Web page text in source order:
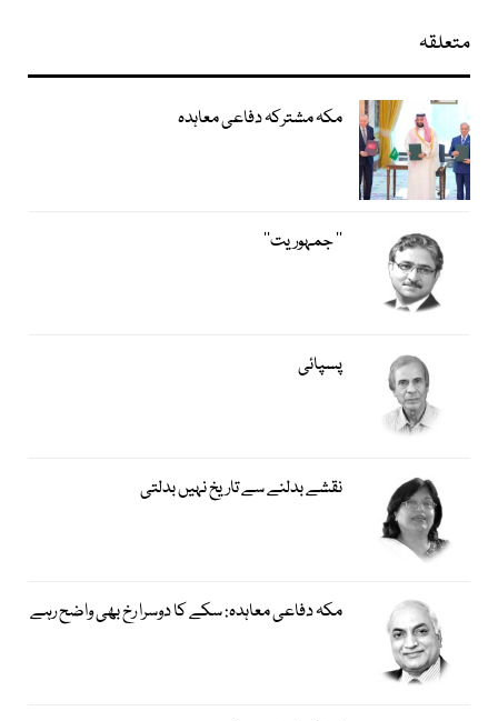
متعلقہ
مکہ مشترکہ دفاعی معاہدہ
’’ جمہوریت‘‘
پسپائی
نقشے بدلنے سے تاریخ نہیں بدلتی
مکہ دفاعی معاہدہ: سکے کا دوسرا رخ بھی واضح رہے